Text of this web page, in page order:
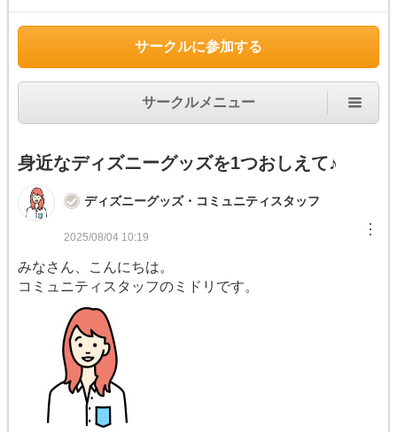
サークルに参加する
サークルメニュー
身近なディズニーグッズを1つおしえて♪
ディズニーグッズ・コミュニティスタッフ
2025/08/04 10:19 ︙
みなさん、こんにちは。
コミュニティスタッフのミドリです。